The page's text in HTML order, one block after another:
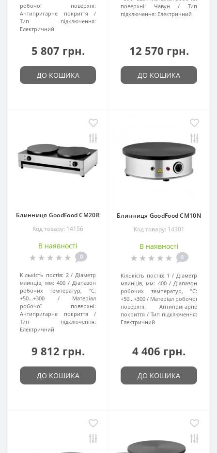
робочої поверхні:
Антипригарне покриття
Тип підключення:
Електричний
5 807 грн.
ДО КОШИКА
поверхні:
Чавун
Тип
підключення: Електричний
12 570 грн.
ДО КОШИКА
Блинниця GoodFood CM20R
Код товару: 14156
В наявності
0
Кількість постів: 2
Діаметр
млинців, мм: 400
Діапазон
робочих температур, °C:
+50...+300
Матеріал
робочої поверхні:
Антипригарне покриття
Тип підключення:
Електричний
9 812 грн.
ДО КОШИКА
Блинниця GoodFood CM10N
Код товару: 14301
В наявності
0
Кількість постів: 1
Діаметр
млинців, мм: 400
Діапазон
робочих температур, °C:
+50...+300
Матеріал робочої
поверхні:
Антипригарне
покриття
Тип підключення:
Електричний
4 406 грн.
ДО КОШИКА